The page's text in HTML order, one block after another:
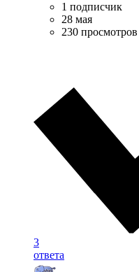
1 подписчик
28 мая
230 просмотров
3
ответа